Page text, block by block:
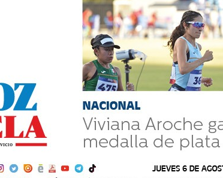
de Xela Sports Contáctanos LA VOZ 25
Infantil Incendios Festival de